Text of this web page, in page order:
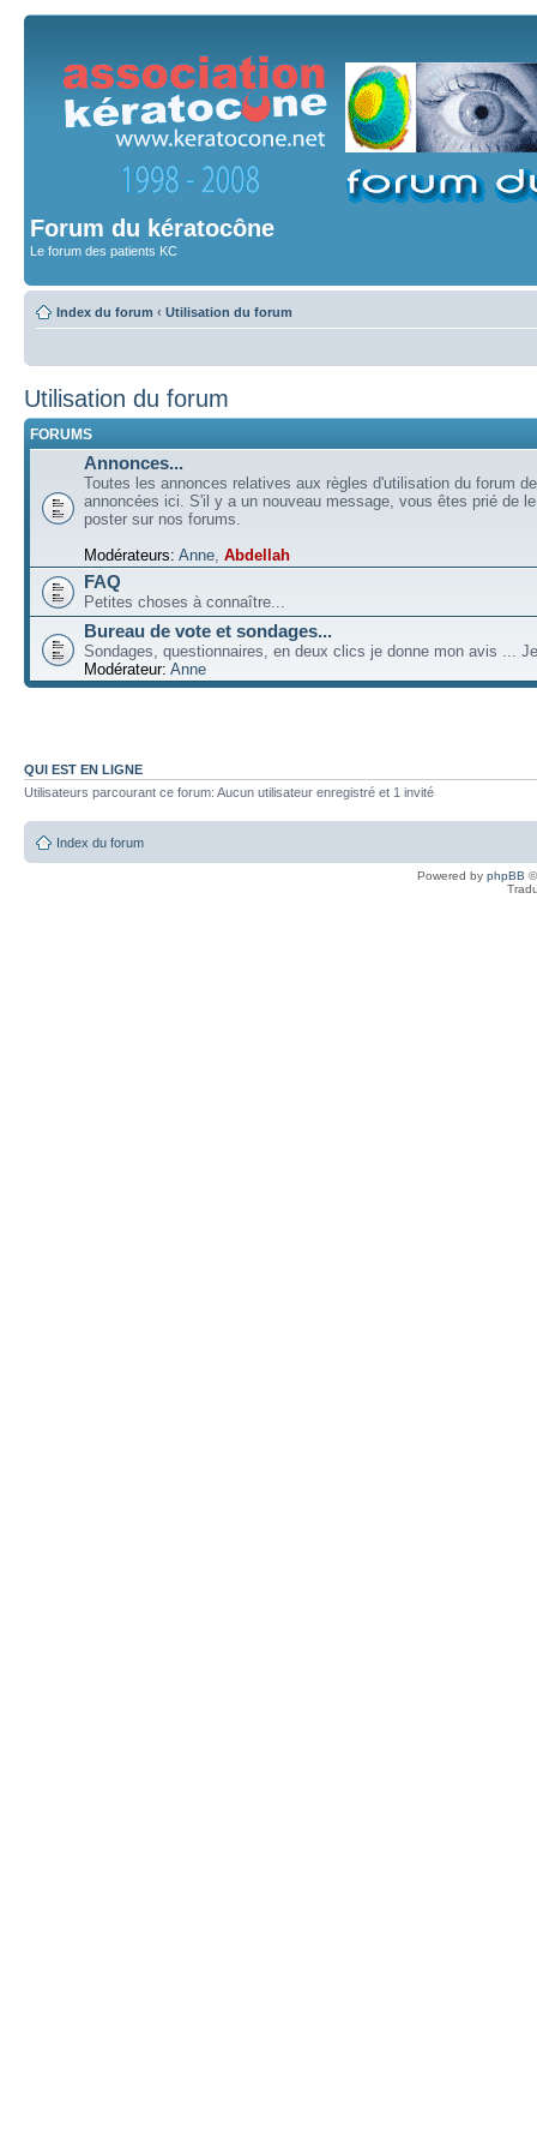
Forum du kératocône
Le forum des patients KC
Index du forum ‹ Utilisation du forum
Utilisation du forum
FORUMS
Annonces...
Toutes les annonces relatives aux règles d'utilisation du forum
annoncées ici. S'il y a un nouveau message, vous êtes prié de
poster sur nos forums.
Modérateurs: Anne Abdellah
FAQ
Petites choses à connaître...
Bureau de vote et sondages...
Sondages, questionnaires, en deux clics je donne mon avis ...
Modérateur: Anne
QUI EST EN LIGNE
Utilisateurs parcourant ce forum: Aucun utilisateur enregistré et 1 invité
Index du forum
Powered by phpBB